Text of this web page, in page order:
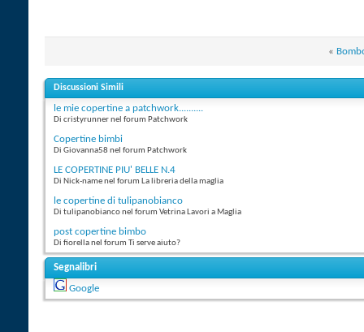
«
Discussioni Simili
le mie copertine a patchwork..........
Di cristyrunner nel forum Patchwork
Copertine bimbi
Di Giovanna58 nel forum Patchwork
LE COPERTINE PIU' BELLE N.4
Di Nick-name nel forum La libreria della maglia
le copertine di tulipanobianco
Di tulipanobianco nel forum Vetrina Lavori a Maglia
post copertine bimbo
Di fiorella nel forum Ti serve aiuto?
Segnalibri
Google